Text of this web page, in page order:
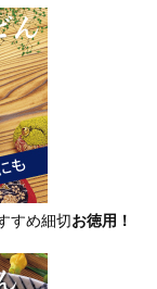
すめ細切お徳用！